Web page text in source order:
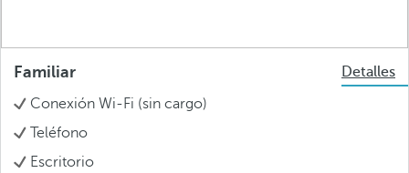
Familiar
Detalles
Conexión Wi-Fi (sin cargo)
Teléfono
Escritorio